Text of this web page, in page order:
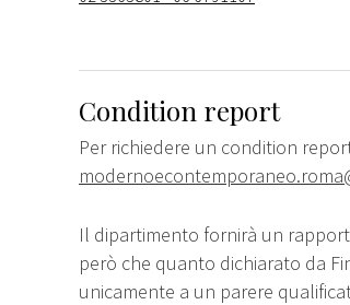
Condition report
Per richiedere un condition
Il dipartimento fornirà un
però che quanto dichiarato da
unicamente a un parere